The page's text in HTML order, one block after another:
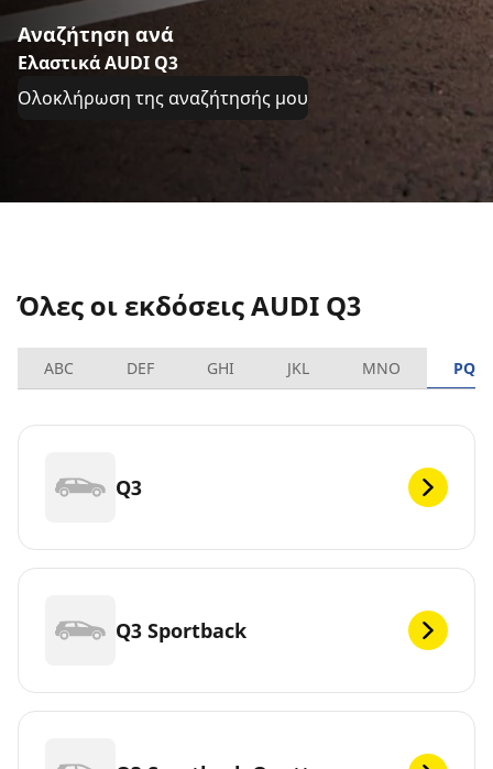
Αναζήτηση ανά
Ελαστικά AUDI Q3
Ολοκλήρωση της αναζήτησής μου
Όλες οι εκδόσεις AUDI Q3
ABC DEF GHI JKL MNO PQRS
Q3
Q3 Sportback